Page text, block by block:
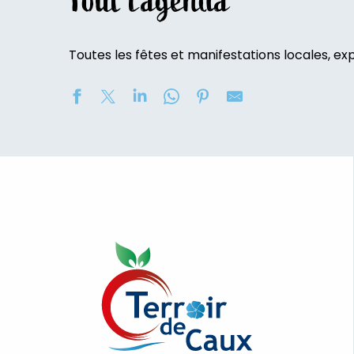
Toutes les fêtes et manifestations locales,
Exposition de peinture : Elisabeth Haloo Joye et
Exposition de peinture - Karine Duriez
[Exposition] Peinture comme photo, photo comme
Exposition : Bénédicte, Cédric & René Vardon
Stage de natation 2026
Exposition : au jardin potager
Marche douce et botanique